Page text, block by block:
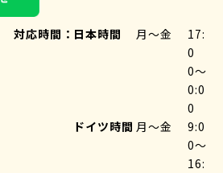
対応時間： 日本時間 月〜金
17:
0
0〜
0:0
0
ドイツ時間 月〜金
9:0
0〜
16: